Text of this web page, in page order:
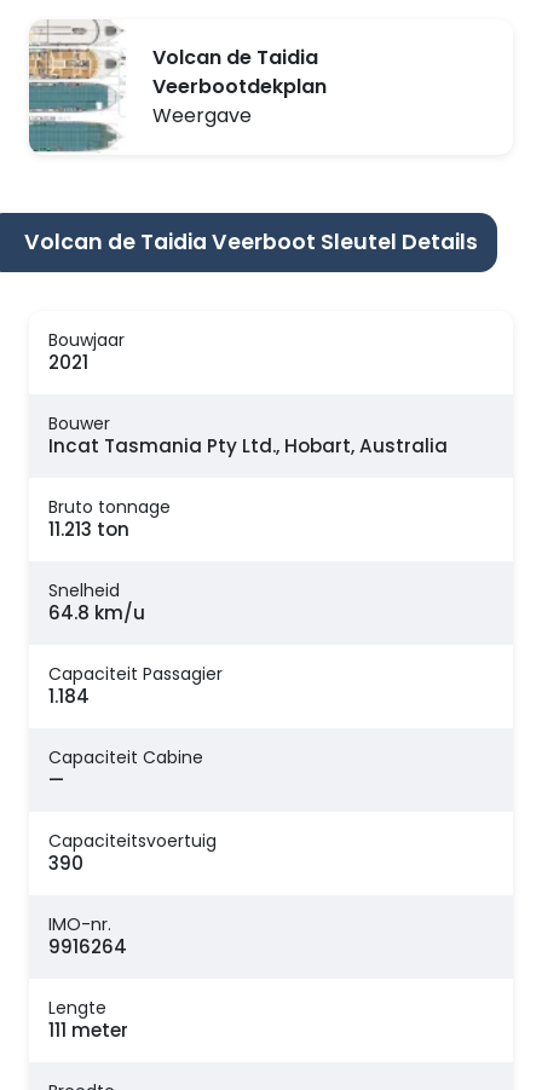
Volcan de Taidia
Veerbootdekplan
Weergave
Volcan de Taidia Veerboot Sleutel Details
Bouwjaar
2021
Bouwer
Incat Tasmania Pty Ltd., Hobart, Australia
Bruto tonnage
11.213 ton
Snelheid
64.8 km/u
Capaciteit Passagier
1.184
Capaciteit Cabine
—
Capaciteitsvoertuig
390
IMO-nr.
9916264
Lengte
111 meter